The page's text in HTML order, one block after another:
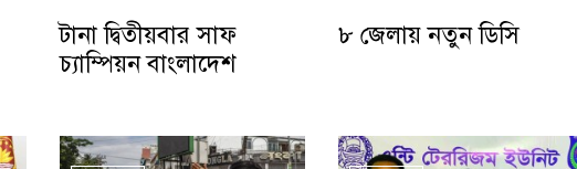
টানা দ্বিতীয়বার সাফ
চ্যাম্পিয়ন বাংলাদেশ
৮ জেলায় নতুন ডিসি